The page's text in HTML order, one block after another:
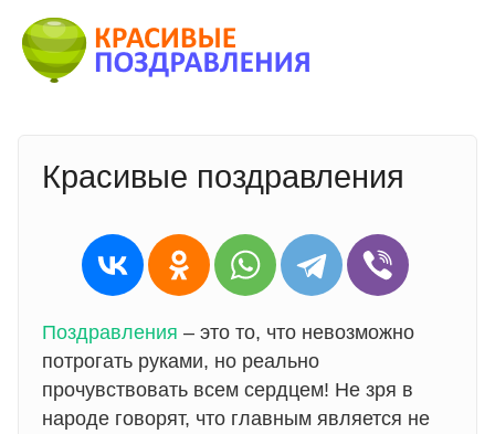
Красивые поздравления
Поздравления – это то, что невозможно
потрогать руками, но реально
прочувствовать всем сердцем! Не зря в
народе говорят, что главным является не